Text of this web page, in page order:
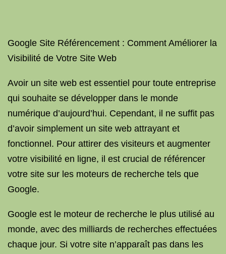
Google Site Référencement : Comment Améliorer la
Visibilité de Votre Site Web
Avoir un site web est essentiel pour toute entreprise
qui souhaite se développer dans le monde
numérique d’aujourd’hui. Cependant, il ne suffit pas
d’avoir simplement un site web attrayant et
fonctionnel. Pour attirer des visiteurs et augmenter
votre visibilité en ligne, il est crucial de référencer
votre site sur les moteurs de recherche tels que
Google.
Google est le moteur de recherche le plus utilisé au
monde, avec des milliards de recherches effectuées
chaque jour. Si votre site n’apparaît pas dans les